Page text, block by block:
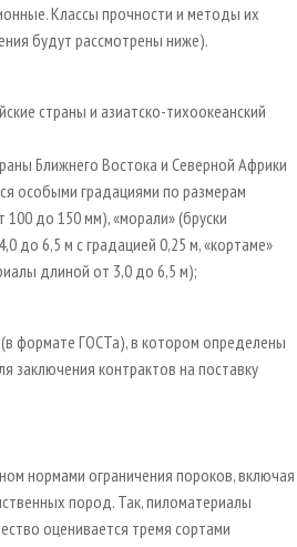
Классы прочности и методы их
будут рассмотрены ниже).
страны и азиатско­-тихоокеанский
Ближнего Востока и Северной Африки
особыми градациями по размерам
до 150 мм), «морали» (бруски
до 6,5 м с градацией 0,25 м, «кортаме»
длиной от 3,0 до 6,5 м);
формате ГОСТа), в котором определены
заключения контрактов на поставку
нормами ограничения пороков, включая
пород. Так, пиломатериалы
оценивается тремя сортами